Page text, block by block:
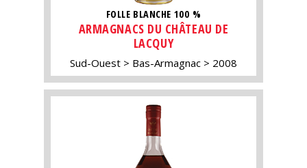
FOLLE BLANCHE 100 %
ARMAGNACS DU CHÂTEAU DE
LACQUY
Sud-Ouest Bas-Armagnac 2008